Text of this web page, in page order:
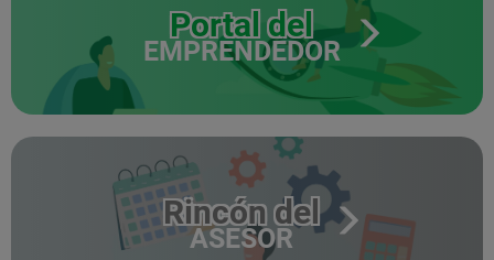
Portal del
EMPRENDEDOR
Rincón del
ASESOR